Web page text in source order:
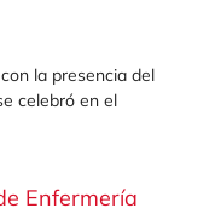
la presencia del
celebró en el
Enfermería